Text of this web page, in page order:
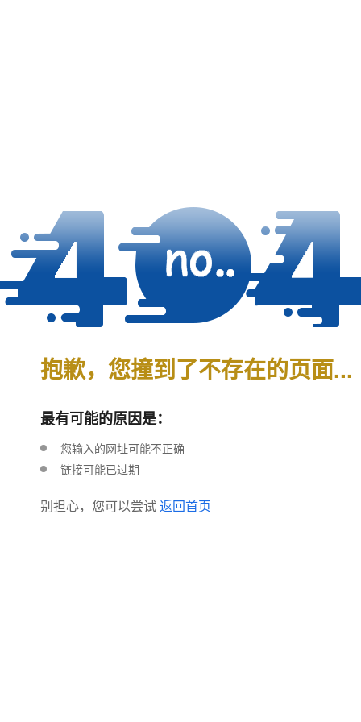
抱歉，您撞到了不存在的页面...
最有可能的原因是：
您输入的网址可能不正确
链接可能已过期
别担心，您可以尝试返回首页